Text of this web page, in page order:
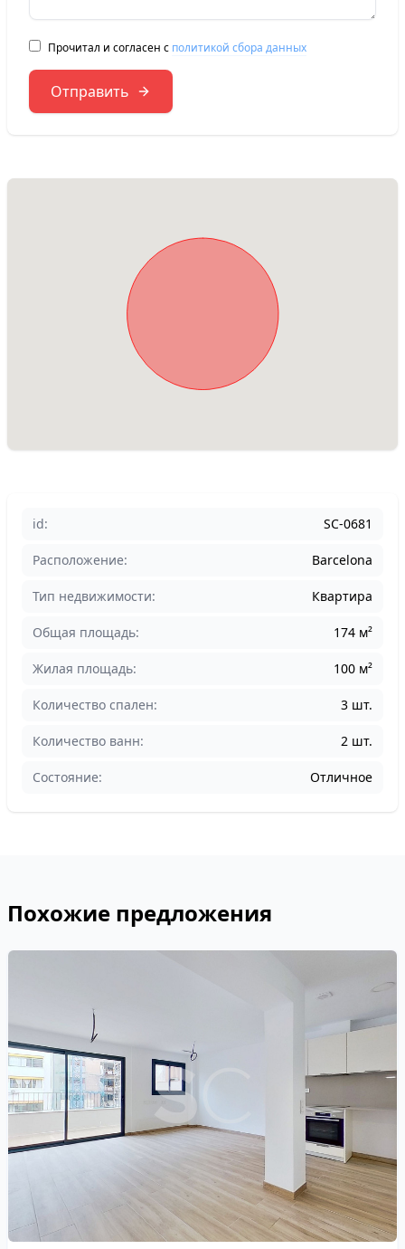
Прочитал и согласен с политикой сбора данных
Отправить
id: SC-0681
Расположение: Barcelona
Тип недвижимости: Квартира
Общая площадь: 174 м²
Жилая площадь: 100 м²
Количество спален: 3 шт.
Количество ванн: 2 шт.
Состояние: Отличное
Похожие предложения